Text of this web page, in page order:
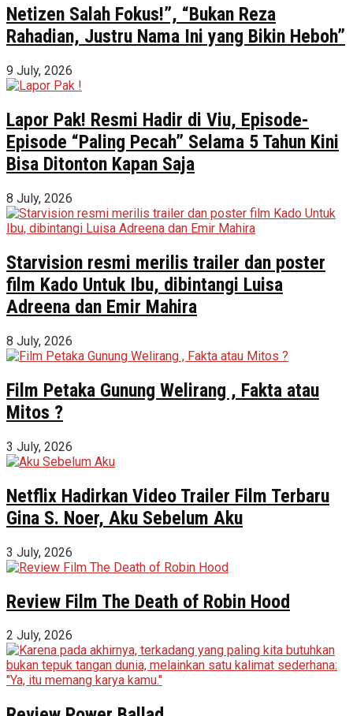
Netizen Salah Fokus!”, “Bukan Reza
Rahadian, Justru Nama Ini yang Bikin Heboh”
9 July, 2026
Lapor Pak! Resmi Hadir di Viu, Episode-
Episode “Paling Pecah” Selama 5 Tahun Kini
Bisa Ditonton Kapan Saja
8 July, 2026
Starvision resmi merilis trailer dan poster
film Kado Untuk Ibu, dibintangi Luisa
Adreena dan Emir Mahira
8 July, 2026
Film Petaka Gunung Welirang , Fakta atau
Mitos ?
3 July, 2026
Netflix Hadirkan Video Trailer Film Terbaru
Gina S. Noer, Aku Sebelum Aku
3 July, 2026
Review Film The Death of Robin Hood
2 July, 2026